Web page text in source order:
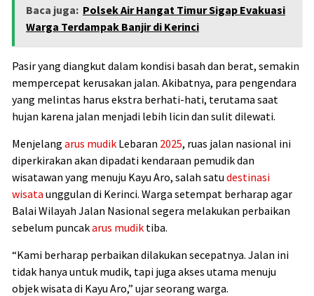
Baca juga: Polsek Air Hangat Timur Sigap Evakuasi
Warga Terdampak Banjir di Kerinci
Pasir yang diangkut dalam kondisi basah dan berat, semakin
mempercepat kerusakan jalan. Akibatnya, para pengendara
yang melintas harus ekstra berhati-hati, terutama saat
hujan karena jalan menjadi lebih licin dan sulit dilewati.
Menjelang arus mudik Lebaran 2025, ruas jalan nasional ini
diperkirakan akan dipadati kendaraan pemudik dan
wisatawan yang menuju Kayu Aro, salah satu destinasi
wisata unggulan di Kerinci. Warga setempat berharap agar
Balai Wilayah Jalan Nasional segera melakukan perbaikan
sebelum puncakarus mudik tiba.
“Kami berharap perbaikan dilakukan secepatnya. Jalan ini
tidak hanya untuk mudik, tapi juga akses utama menuju
objek wisata di Kayu Aro,” ujar seorang warga.